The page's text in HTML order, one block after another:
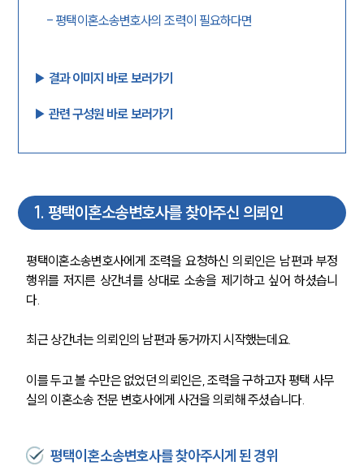
- 평택이혼소송변호사의 조력이 필요하다면
▶︎ 결과 이미지 바로 보러가기
▶︎ 관련 구성원 바로 보러가기
1. 평택이혼소송변호사를 찾아주신 의뢰인
평택이혼소송변호사에게 조력을 요청하신 의뢰인은 남편과 부정
행위를 저지른 상간녀를 상대로 소송을 제기하고 싶어 하셨습니
다.
최근 상간녀는 의뢰인의 남편과 동거까지 시작했는데요.
이를 두고 볼 수만은 없었던 의뢰인은, 조력을 구하고자 평택 사무
실의 이혼소송 전문 변호사에게 사건을 의뢰해 주셨습니다.
평택이혼소송변호사를 찾아주시게 된 경위